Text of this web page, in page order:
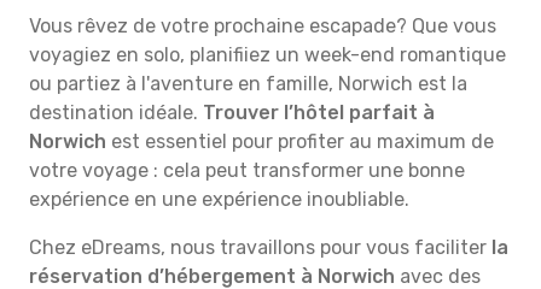
Vous rêvez de votre prochaine escapade? Que vous
voyagiez en solo, planifiiez un week-end romantique
ou partiez à l'aventure en famille, Norwich est la
destination idéale. Trouver l’hôtel parfait à
Norwich est essentiel pour profiter au maximum de
votre voyage : cela peut transformer une bonne
expérience en une expérience inoubliable.
Chez eDreams, nous travaillons pour vous faciliter la
réservation d’hébergement à Norwich avec des